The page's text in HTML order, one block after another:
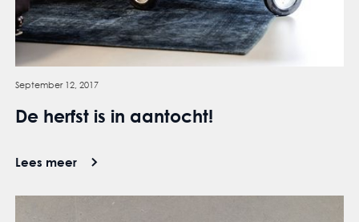
September 12, 2017
De herfst is in aantocht!
Lees meer